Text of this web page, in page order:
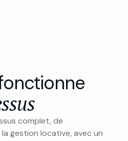
complet, de
gestion locative, avec un